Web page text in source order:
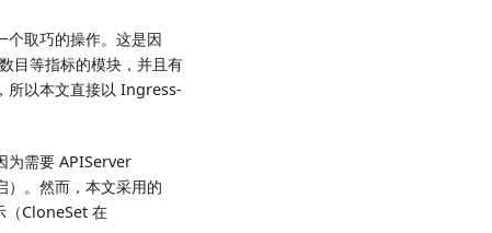
取巧的操作。这是因
目等指标的模块，并且有
所以本文直接以 Ingress-
需要 APIServer
。然而，本文采用的
（CloneSet 在